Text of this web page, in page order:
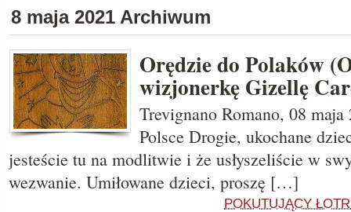
8 maja 2021 Archiwum
Orędzie do Polaków
wizjonerkę Gizellę
Trevignano Romano, 08
Polsce Drogie, ukochane
jesteście tu na modlitwie i że usłyszeliście w
wezwanie. Umiłowane dzieci, proszę […]
POKUTUJĄCY ŁOTR